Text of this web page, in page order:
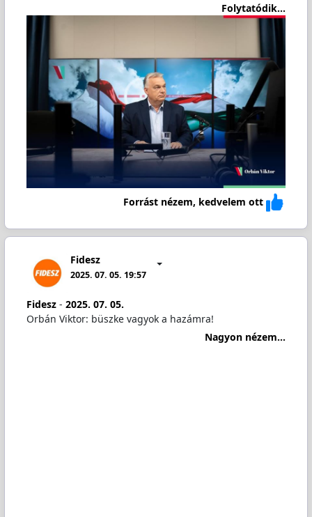
Folytatódik...
Forrást nézem, kedvelem ott
Fidesz
2025. 07. 05. 19:57
Fidesz- 2025. 07. 05.
Orbán Viktor: büszke vagyok a hazámra!
Nagyon nézem...